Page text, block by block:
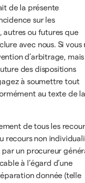
de la présente
sur les
autres ou futures que
avec nous. Si vous
d’arbitrage, mais
des dispositions
à soumettre tout
au texte de
de tous les
recours non
un procureur
à l’égard d’une
donnée (telle